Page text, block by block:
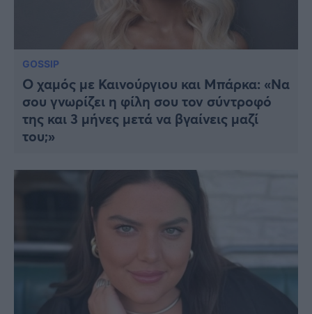
GOSSIP
Ο χαμός με Καινούργιου και Μπάρκα: «Να
σου γνωρίζει η φίλη σου τον σύντροφό
της και 3 μήνες μετά να βγαίνεις μαζί
του;»